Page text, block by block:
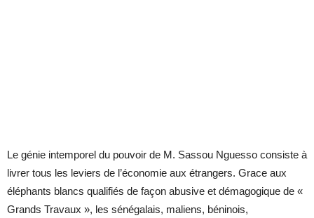
Le génie intemporel du pouvoir de M. Sassou Nguesso consiste à
livrer tous les leviers de l’économie aux étrangers. Grace aux
éléphants blancs qualifiés de façon abusive et démagogique de «
Grands Travaux », les sénégalais, maliens, béninois,